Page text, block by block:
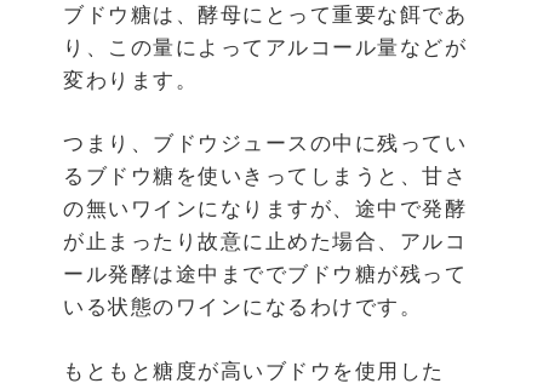
ブドウ糖は、酵母にとって重要な餌であ
り、この量によってアルコール量などが
変わります。
つまり、ブドウジュースの中に残ってい
るブドウ糖を使いきってしまうと、甘さ
の無いワインになりますが、途中で発酵
が止まったり故意に止めた場合、アルコ
ール発酵は途中まででブドウ糖が残って
いる状態のワインになるわけです。
もともと糖度が高いブドウを使用した